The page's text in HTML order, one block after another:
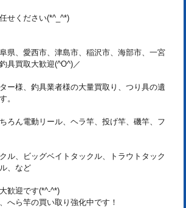
せください(*^_^*)
県、愛西市、津島市、稲沢市、海部市、一宮
具買取大歓迎(^O^)／
ー様、釣具業者様の大量買取り、つり具の遺
。
ろん電動リール、ヘラ竿、投げ竿、磯竿、フ
ル、ビッグベイトタックル、トラウトタック
、など
歓迎です(*^-^*)
へら竿の買い取り強化中です！